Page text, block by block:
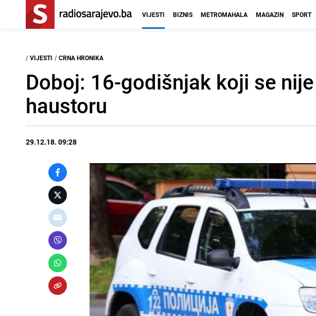
VIJESTI BIZNIS METROMAHALA MAGAZIN SPORT
/ VIJESTI / CRNA HRONIKA
Doboj: 16-godišnjak koji se
haustoru
29.12.18. 09:28